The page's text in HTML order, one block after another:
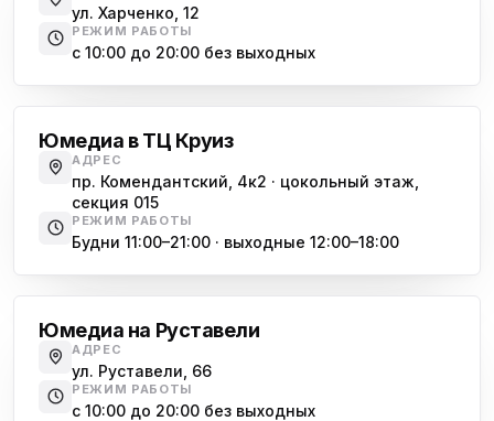
ул. Харченко, 12
РЕЖИМ РАБОТЫ
с 10:00 до 20:00 без выходных
Юмедиа в ТЦ Круиз
АДРЕС
пр. Комендантский, 4к2 · цокольный этаж,
секция 015
РЕЖИМ РАБОТЫ
Будни 11:00–21:00 · выходные 12:00–18:00
Юмедиа на Руставели
АДРЕС
ул. Руставели, 66
РЕЖИМ РАБОТЫ
с 10:00 до 20:00 без выходных